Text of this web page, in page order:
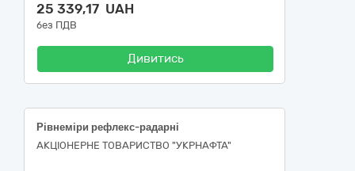
25 339,17 UAH
без ПДВ
Дивитись
Рівнеміри рефлекс-радарні
АКЦІОНЕРНЕ ТОВАРИСТВО "УКPНAФТА"